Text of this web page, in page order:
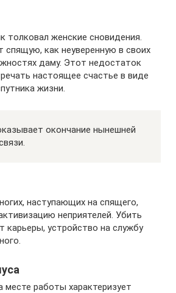
толковал женские сновидения.
спящую, как неуверенную в своих
даму. Этот недостаток
настоящее счастье в виде
жизни.
окончание нынешней
наступающих на спящего,
неприятелей. Убить
карьеры, устройство на службу
месте работы характеризует